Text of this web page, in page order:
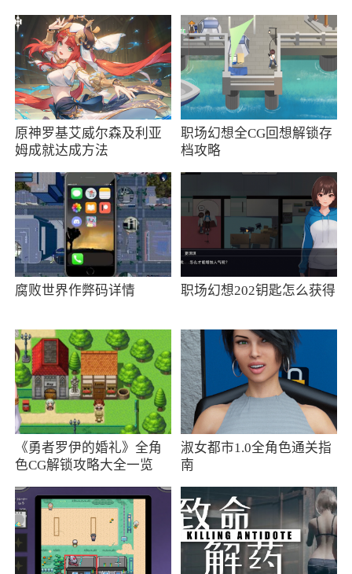
游戏具有强烈的打击快感，每个角色都极具
特色，几个新角色更给游戏融入了新鲜血液，玩
起来更爽。
游戏特色
1、这里有很多日本的经典元素，如武士、忍
者等，他们会为你上演一场场精彩的战斗
2、巧妙的分析对手英雄的属性，然后利用技
能上的克制取胜
3、搭载了与AI对战的革新功能，AI可以学
习玩家的战斗方式后自动制作玩家的“替身”
4、高清重制的全新特写战斗画面更是让人血
脉喷张，致力于带给每位玩家动魄惊心却又酣畅
淋漓格斗体验
5、打破传统格斗规则，改进操作方法
6、顺畅搓招0延迟，终极奥义定乾坤
小编评价
1、侍魂系列王者归来，这款侍魂晓具有全新
的次时代画面，给你极大的震撼，配合流畅的连
招，你还在犹豫什么
原神罗基艾威尔森及利亚
姆成就达成方法
职场幻想全CG回想解锁存
档攻略
腐败世界作弊码详情 职场幻想202钥匙怎么获得
《勇者罗伊的婚礼》全角
色CG解锁攻略大全一览
淑女都市1.0全角色通关指
南